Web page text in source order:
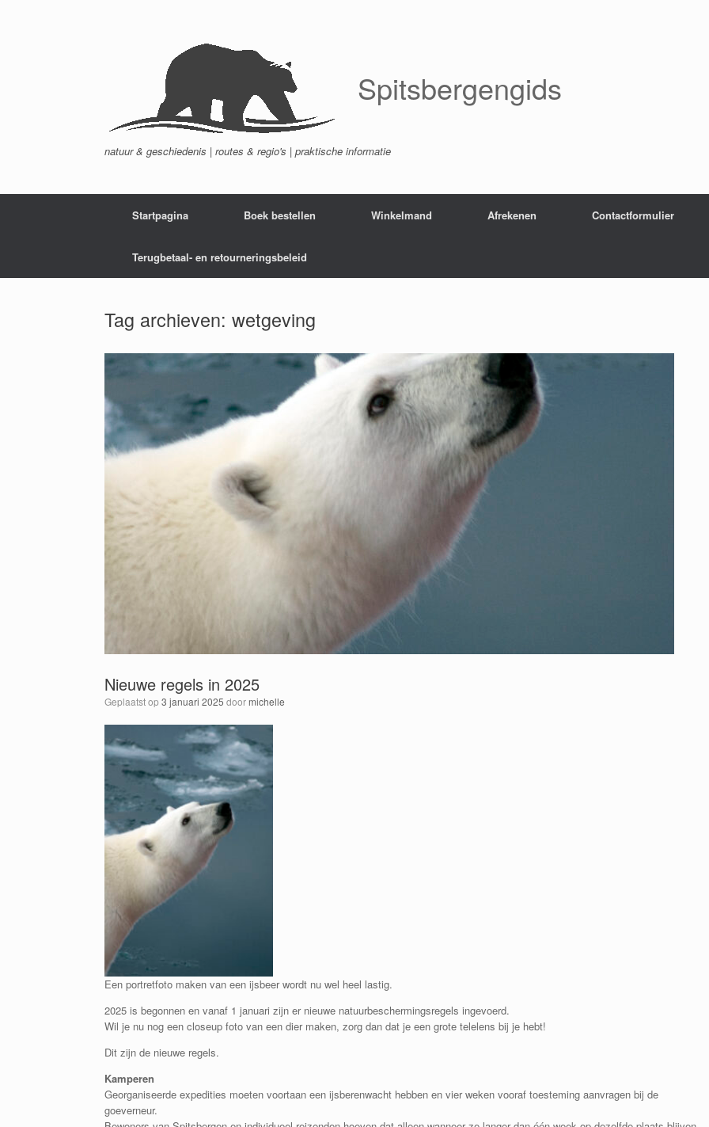
Spitsbergengids
natuur & geschiedenis | routes & regio's | praktische informatie
Startpagina Boek bestellen Winkelmand Afrekenen Contactformulier
Terugbetaal- en retourneringsbeleid
Tag archieven: wetgeving
Nieuwe regels in 2025
Geplaatst op3 januari 2025 doormichelle
Een portretfoto maken van een ijsbeer wordt nu wel heel lastig.
2025 is begonnen en vanaf 1 januari zijn er nieuwe natuurbeschermingsregels ingevoerd.
Wil je nu nog een closeup foto van een dier maken, zorg dan dat je een grote telelens bij je hebt!
Dit zijn de nieuwe regels.
Kamperen
Georganiseerde expedities moeten voortaan een ijsberenwacht hebben en vier weken vooraf toesteming aanvragen bij de
goeverneur.